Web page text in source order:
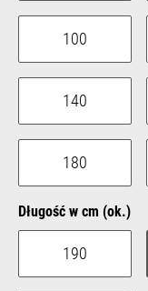
100
140
180
Select
Długość w cm (ok.)
190